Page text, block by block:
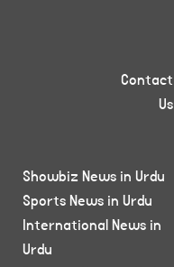
Contact
Us
Showbiz News in Urdu
Sports News in Urdu
International News in
Urdu